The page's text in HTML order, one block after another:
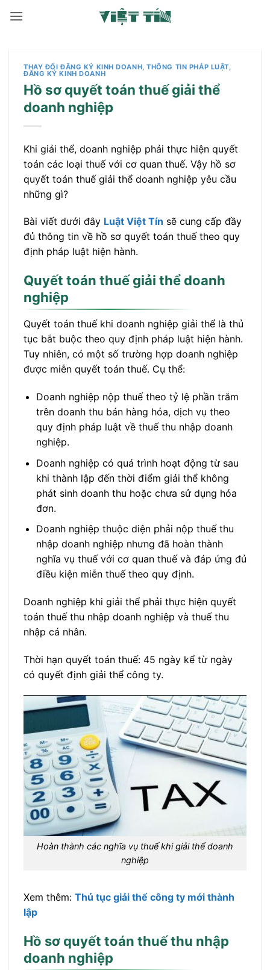
qua
THAY ĐỔI ĐĂNG KÝ KINH DOANH,THÔNG TIN PHÁP LUẬT,
ĐĂNG KÝ KINH DOANH
Hồ sơ quyết toán thuế giải thể
doanh nghiệp
Khi giải thể, doanh nghiệp phải thực hiện quyết
toán các loại thuế với cơ quan thuế. Vậy hồ sơ
quyết toán thuế giải thể doanh nghiệp yêu cầu
những gì?
Bài viết dưới đây Luật Việt Tín sẽ cung cấp đầy
đủ thông tin về hồ sơ quyết toán thuế theo quy
định pháp luật hiện hành.
Quyết toán thuế giải thể doanh
nghiệp
Quyết toán thuế khi doanh nghiệp giải thể là thủ
tục bắt buộc theo quy định pháp luật hiện hành.
Tuy nhiên, có một số trường hợp doanh nghiệp
được miễn quyết toán thuế. Cụ thể:
Doanh nghiệp nộp thuế theo tỷ lệ phần trăm
trên doanh thu bán hàng hóa, dịch vụ theo
quy định pháp luật về thuế thu nhập doanh
nghiệp.
Doanh nghiệp có quá trình hoạt động từ sau
khi thành lập đến thời điểm giải thể không
phát sinh doanh thu hoặc chưa sử dụng hóa
đơn.
Doanh nghiệp thuộc diện phải nộp thuế thu
nhập doanh nghiệp nhưng đã hoàn thành
nghĩa vụ thuế với cơ quan thuế và đáp ứng đủ
điều kiện miễn thuế theo quy định.
Doanh nghiệp khi giải thể phải thực hiện quyết
toán thuế thu nhập doanh nghiệp và thuế thu
nhập cá nhân.
Thời hạn quyết toán thuế: 45 ngày kể từ ngày
có quyết định giải thể công ty.
Hoàn thành các nghĩa vụ thuế khi giải thể doanh
nghiệp
Xem thêm: Thủ tục giải thể công ty mới thành
lập
Hồ sơ quyết toán thuế thu nhập
doanh nghiệp